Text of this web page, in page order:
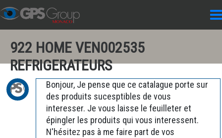
922 HOME VEN002535
REFRIGERATEURS
Bonjour, Je pense que ce catalague porte sur
des produits sucesptibles de vous
interesser. Je vous laisse le feuilleter et
épingler les produits qui vous interessent.
N'hésitez pas à me faire part de vos